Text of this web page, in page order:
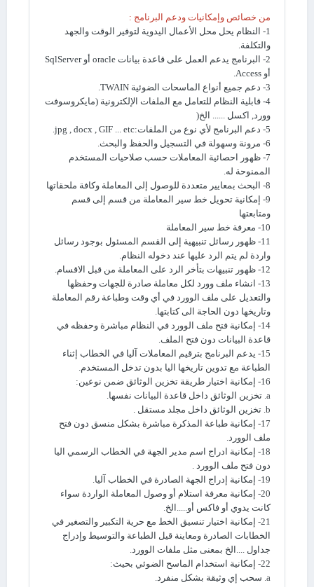
من خصائص وإمكانيات ودعم البرنامج :
1- النظام يحل محل الأعمال اليدوية لتوفير الوقت والجهد
والتكلفة.
2- البرنامج يدعم العمل على قاعدة بيانات oracle أو SqlServer
أو Access.
3- دعم جميع أنواع الماسحات الضوئية TWAIN.
4- قابلية النظام للتعامل مع الملفات الإلكترونية (مايكروسوفت
وورد, اكسل ...... الخ(
5- دعم البرنامج لأي نوع من الملفات:jpg , docx , GIF ... etc.
6- مرونة وسهولة في التسجيل والحفظ والبحث.
7- ظهور احصائية المعاملات حسب صلاحيات المستخدم
الممنوحة له.
8- البحث بمعايير متعددة للوصول إلى المعاملة وكافة ملحقاتها
9- إمكانية تحويل خط سير المعاملة من قسم إلى قسم
ومتابعتها
10- معرفة خط سير المعاملة
11- ظهور رسائل تنبيهية إلى القسم المسئول بوجود رسائل
واردة لم يتم الرد عليها عند دخوله النظام.
12- ظهور تنبيهات بتأخر الرد على المعاملة من قبل الاقسام.
13- انشاء ملف وورد لكل معاملة صادرة للجهات وحفظها
والتعديل على ملف الوورد في أي وقت وطباعة رقم المعاملة
وتاريخها دون الحاجة الى كتابتها.
14- إمكانية فتح ملف الوورد في النظام مباشرة وحفظه في
قاعدة البيانات دون فتح الملف.
15- يدعم البرنامج بترقيم المعاملات آليا في الخطاب إثناء
الطباعة مع تدوين تاريخها اليا بدون تدخل المستخدم.
16- إمكانية اختيار طريقة تخزين الوثائق ضمن نوعين:
a. تخزين الوثائق داخل قاعدة البيانات نفسها.
b. تخزين الوثائق داخل مجلد مستقل .
17- إمكانية طباعة المذكرة مباشرة بشكل منسق دون فتح
ملف الوورد.
18- إمكانية ادراج اسم مدير الجهة في الخطاب الرسمي اليا
دون فتح ملف الوورد .
19- إمكانية إدراج الجهة الصادرة في الخطاب آليا.
20- إمكانية معرفة استلام أو وصول المعاملة الواردة سواء
كانت يدوي أو فاكس أو.....الخ.
21- إمكانية اختيار تنسيق الخط مع حرية التكبير والتصغير في
الخطابات الصادرة ومعاينة قيل الطباعة والتوسيط وإدراج
جداول ....الخ بمعنى مثل ملفات الوورد.
22- إمكانية استخدام الماسح الضوئي بحيث:
a. سحب إي وثيقة بشكل منفرد.